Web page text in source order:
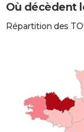
Où décèdent
Répartition des